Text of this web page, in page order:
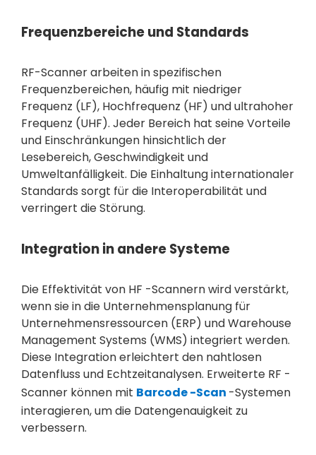
Frequenzbereiche und Standards
RF-Scanner arbeiten in spezifischen
Frequenzbereichen, häufig mit niedriger
Frequenz (LF), Hochfrequenz (HF) und ultrahoher
Frequenz (UHF). Jeder Bereich hat seine Vorteile
und Einschränkungen hinsichtlich der
Lesebereich, Geschwindigkeit und
Umweltanfälligkeit. Die Einhaltung internationaler
Standards sorgt für die Interoperabilität und
verringert die Störung.
Integration in andere Systeme
Die Effektivität von HF -Scannern wird verstärkt,
wenn sie in die Unternehmensplanung für
Unternehmensressourcen (ERP) und Warehouse
Management Systems (WMS) integriert werden.
Diese Integration erleichtert den nahtlosen
Datenfluss und Echtzeitanalysen. Erweiterte RF -
Scanner können mit Barcode -Scan -Systemen
interagieren, um die Datengenauigkeit zu
verbessern.